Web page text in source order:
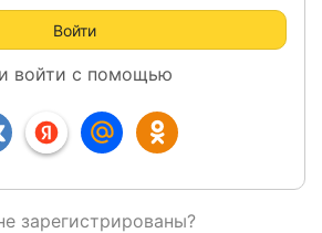
Войти
войти с помощью
зарегистрированы?